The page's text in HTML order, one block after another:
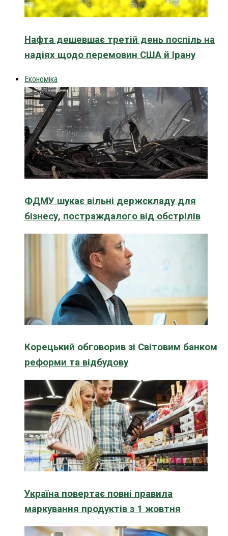
Нафта дешевшає третій день поспіль на
надіях щодо перемовин США й Ірану
Економіка
ФДМУ шукає вільні держскладу для
бізнесу, постраждалого від обстрілів
Корецький обговорив зі Світовим банком
реформи та відбудову
Україна повертає повні правила
маркування продуктів з 1 жовтня